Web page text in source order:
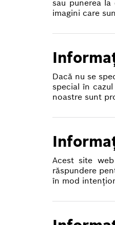
sau punerea
imagini care
Dacă nu se
special în
noastre sunt
Acest site
răspundere
în mod